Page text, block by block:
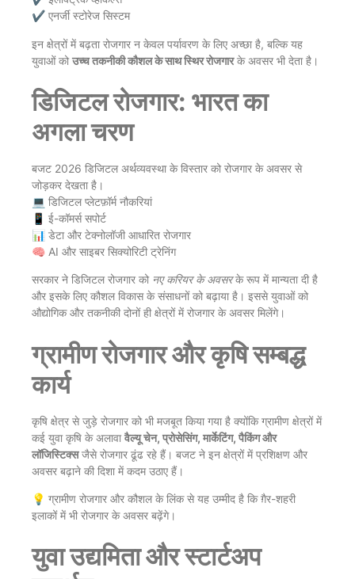
✔️ एनर्जी स्टोरेज सिस्टम
इन क्षेत्रों में बढ़ता रोजगार न केवल पर्यावरण के लिए अच्छा है, बल्कि यह
युवाओं को उच्च तकनीकी कौशल के साथ स्थिर रोजगारके अवसर भी देता है।
डिजिटल रोजगार: भारत का
अगला चरण
बजट 2026 डिजिटल अर्थव्यवस्था के विस्तार को रोजगार के अवसर से
जोड़कर देखता है।
💻 डिजिटल प्लेटफ़ॉर्म नौकरियां
📱 ई-कॉमर्स सपोर्ट
📊 डेटा और टेक्नोलॉजी आधारित रोजगार
🧠 AI और साइबर सिक्योरिटी ट्रेनिंग
सरकार ने डिजिटल रोजगार को नए करियर के अवसरके रूप में मान्यता दी है
और इसके लिए कौशल विकास के संसाधनों को बढ़ाया है। इससे युवाओं को
औद्योगिक और तकनीकी दोनों ही क्षेत्रों में रोजगार के अवसर मिलेंगे।
ग्रामीण रोजगार और कृषि सम्बद्ध
कार्य
कृषि क्षेत्र से जुड़े रोजगार को भी मजबूत किया गया है क्योंकि ग्रामीण क्षेत्रों में
कई युवा कृषि के अलावा वैल्यू चेन, प्रोसेसिंग, मार्केटिंग, पैकिंग और
लॉजिस्टिक्सजैसे रोजगार ढूंढ रहे हैं। बजट ने इन क्षेत्रों में प्रशिक्षण और
अवसर बढ़ाने की दिशा में कदम उठाए हैं।
💡 ग्रामीण रोजगार और कौशल के लिंक से यह उम्मीद है कि ग़ैर-शहरी
इलाकों में भी रोजगार के अवसर बढ़ेंगे।
युवा उद्यमिता और स्टार्टअप